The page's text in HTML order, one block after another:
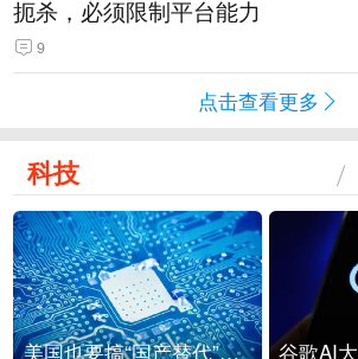
扼杀，必须限制平台能力
9
点击查看更多
科技
美国也要搞“国产替代”？先算清三笔账